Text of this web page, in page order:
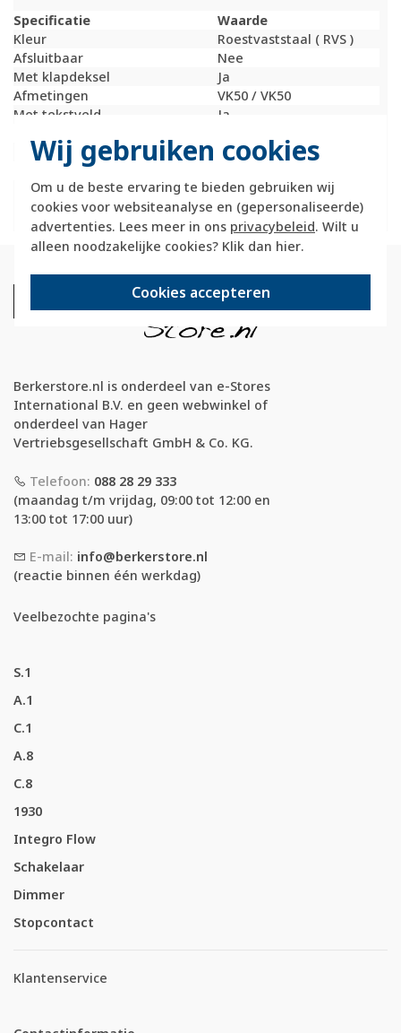
Wij gebruiken cookies
Om u de beste ervaring te bieden gebruiken wij
cookies voor websiteanalyse en (gepersonaliseerde)
advertenties. Lees meer in ons privacybeleid. Wilt u
alleen noodzakelijke cookies? Klik dan hier.
Cookies accepteren
Specificatie
Waarde
Kleur
Roestvaststaal ( RVS )
Afsluitbaar
Nee
Met klapdeksel
Ja
Afmetingen
VK50 / VK50
Met tekstveld
Ja
Schakelmateriaalbreedte
70,5 Millimeter (mm)
Schakelmateriaalhoogte
Schakelmateriaaldiepte
11 Millimeter (mm)
Berkerstore.nl is onderdeel van e-Stores
International B.V. en geen webwinkel of
onderdeel van Hager
Vertriebsgesellschaft GmbH & Co. KG.
Telefoon: 088 28 29 333
(maandag t/m vrijdag, 09:00 tot 12:00 en
13:00 tot 17:00 uur)
E-mail: info@berkerstore.nl
(reactie binnen één werkdag)
Veelbezochte pagina's
S.1
A.1
C.1
A.8
C.8
1930
Integro Flow
Schakelaar
Dimmer
Stopcontact
Klantenservice